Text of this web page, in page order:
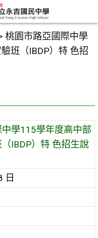
桃園市路亞國際中學
班（IBDP）特 色招
學115學年度高中部
IBDP）特 色招生說
日